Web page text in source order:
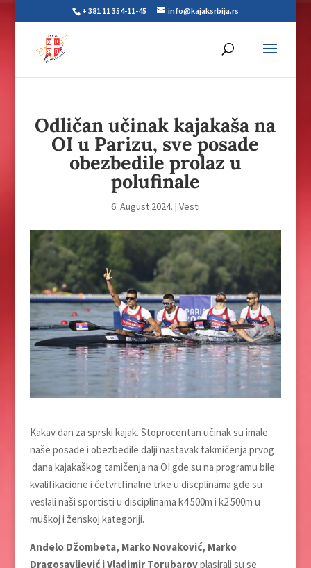
+ 381 11 354-11-45 info@kajaksrbija.rs
Odličan učinak kajakaša na
OI u Parizu, sve posade
obezbedile prolaz u
polufinale
6. August 2024. | Vesti
Kakav dan za sprski kajak. Stoprocentan učinak su imale
naše posade i obezbedile dalji nastavak takmičenja prvog
dana kajakaškog tamičenja na OI gde su na programu bile
kvalifikacione i četvrtfinalne trke u discplinama gde su
veslali naši sportisti u disciplinama k4 500m i k2 500m u
muškoj i ženskoj kategoriji.
Anđelo Džombeta, Marko Novaković, Marko
Dragosavljević i Vladimir Torubarovplasirali su se